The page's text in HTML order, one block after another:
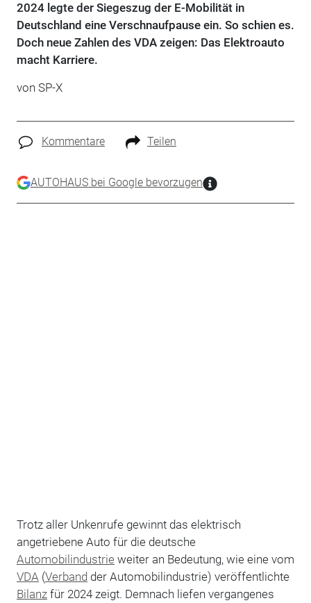
2024 legte der Siegeszug der E-Mobilität in
Deutschland eine Verschnaufpause ein. So schien es.
Doch neue Zahlen des VDA zeigen: Das Elektroauto
macht Karriere.
von SP-X
Kommentare Teilen
AUTOHAUS bei Google bevorzugen
Trotz aller Unkenrufe gewinnt das elektrisch
angetriebene Auto für die deutsche
Automobilindustrie weiter an Bedeutung, wie eine vom
VDA (Verband der Automobilindustrie) veröffentlichte
Bilanzfür 2024 zeigt. Demnach liefen vergangenes